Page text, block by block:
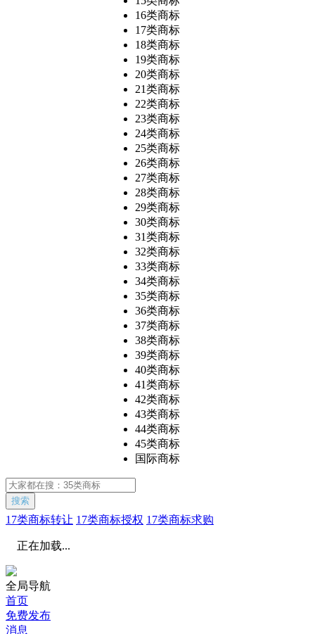
16类商标
17类商标
18类商标
19类商标
20类商标
21类商标
22类商标
23类商标
24类商标
25类商标
26类商标
27类商标
28类商标
29类商标
30类商标
31类商标
32类商标
33类商标
34类商标
35类商标
36类商标
37类商标
38类商标
39类商标
40类商标
41类商标
42类商标
43类商标
44类商标
45类商标
国际商标
搜索
17类商标转让 17类商标授权 17类商标求购
正在加载...
全局导航
首页
免费发布
消息